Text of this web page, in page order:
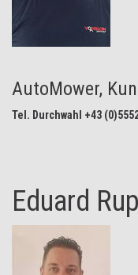
AutoMower,
Tel. Durchwahl +43
Eduard